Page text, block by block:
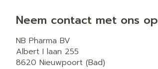
Neem contact met ons op
NB Pharma BV
Albert I laan 255
8620 Nieuwpoort (Bad)